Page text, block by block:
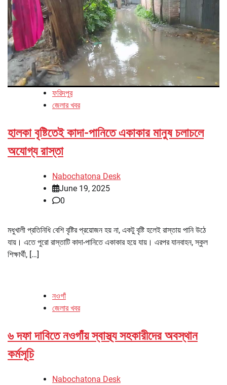
ফরিদপুর
জেলার খবর
হালকা বৃষ্টিতেই কাদা-পানিতে একাকার মানুষ চলাচলে
অযোগ্য রাস্তা
Nabochatona Desk
June 19, 2025
0
মধুখালী প্রতিনিধি বেশি বৃষ্টির প্রয়োজন হয় না, একটু বৃষ্টি হলেই রাস্তায় পানি উঠে
যায়। এতে পুরো রাস্তাটি কাদা-পানিতে একাকার হয়ে যায়। এরপর যানবাহন, স্কুল
শিক্ষার্থী, […]
নওগাঁ
জেলার খবর
৬ দফা দাবিতে নওগাঁয় স্বাস্থ্য সহকারীদের অবস্থান
কর্মসূচি
Nabochatona Desk